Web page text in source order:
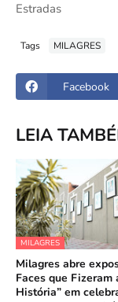
Estradas
Tags MILAGRES
Facebook
LEIA
MILAGRES
Milagres abre
Faces que Fizeram
História” em